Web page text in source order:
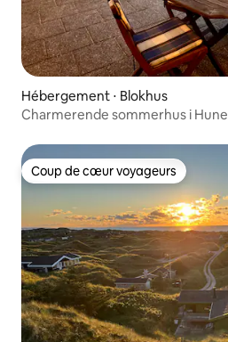
Hébergement ⋅ Blokhus
Charmerende sommerhus i Hune
Coup de cœur voyageurs
Coup de cœur voyageurs